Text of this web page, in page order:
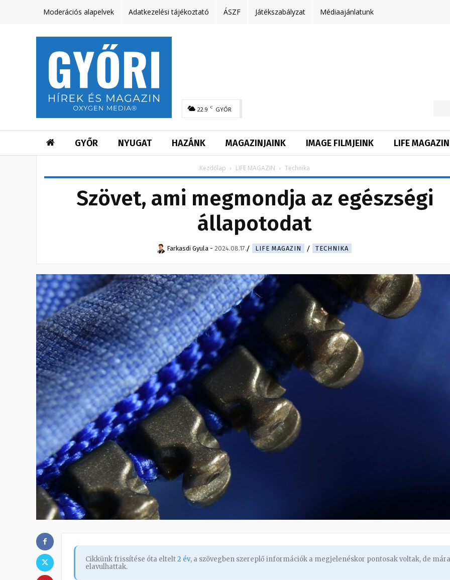
Moderációs alapelvek Adatkezelési tájékoztató ÁSZF Játékszabályzat Médiaajánlatunk
22.9 C GYŐR
GYŐR NYUGAT HAZÁNK MAGAZINJAINK IMAGE FILMJEINK LIFE MAGAZIN
Kezdőlap LIFE MAGAZIN Technika
Szövet, ami megmondja az egészségi
állapotodat
Farkasdi Gyula - 2024.08.17. LIFE MAGAZIN TECHNIKA
Cikkünk frissítése óta eltelt2 év, a szövegben szereplő információk a megjelenéskor pontosak voltak, de mára
elavulhattak.